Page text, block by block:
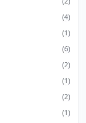
(4)
(1)
(6)
(2)
(1)
(2)
(1)